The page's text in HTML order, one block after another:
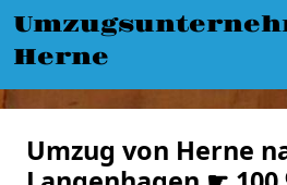
Herne
Umzug von Herne